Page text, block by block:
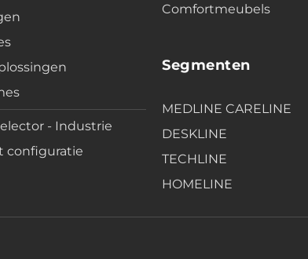
- Industrie
configuratie
Comfortmeubels
Segmenten
MEDLINE CARELINE
DESKLINE
TECHLINE
HOMELINE